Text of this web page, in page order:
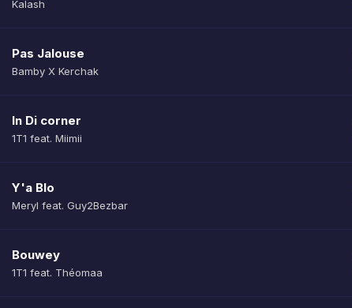
Kalash
Pas Jalouse
Bamby X Kerchak
In Di corner
1T1 feat. Miimii
Y'a Blo
Meryl feat. Guy2Bezbar
Bouwey
1T1 feat. Théomaa